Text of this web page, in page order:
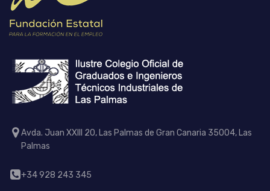
Avda. Juan XXIII 20, Las Palmas de Gran Canaria 35004, Las
Palmas
+34 928 243 345